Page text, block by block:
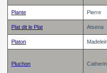
Plante Pierre
Plat dit le Plat Atsena
Platon
Pluchon